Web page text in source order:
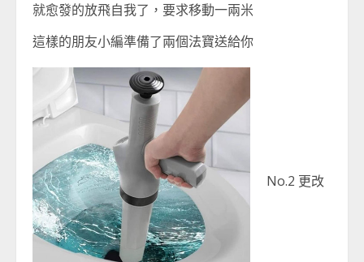
就愈發的放飛自我了，要求移動一兩米
這樣的朋友小編準備了兩個法寶送給你
No.2 更改